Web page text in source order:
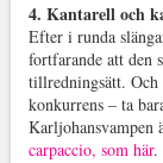
4. Kantarell och
Efter i runda
fortfarande att den
tillredningsätt. Och
konkurrens – ta
Karljohansvampen
carpaccio, som här.